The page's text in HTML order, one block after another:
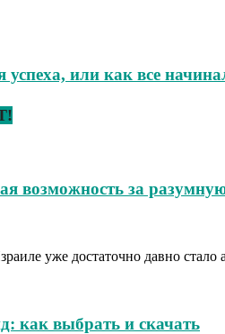
или как все
возможность за
уже достаточно давно
как выбрать и скачать